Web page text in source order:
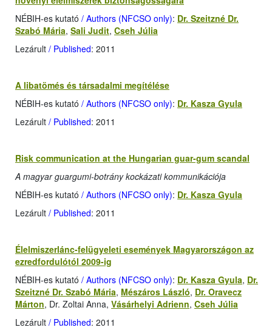
NÉBIH-es kutató / Authors (NFCSO only): Dr. Szeitzné Dr.
Szabó Mária, Sali Judit, Cseh Júlia
Lezárult / Published: 2011
A libatömés és társadalmi megítélése
NÉBIH-es kutató / Authors (NFCSO only): Dr. Kasza Gyula
Lezárult / Published: 2011
Risk communication at the Hungarian guar-gum scandal
A magyar guargumi-botrány kockázati kommunikációja
NÉBIH-es kutató / Authors (NFCSO only): Dr. Kasza Gyula
Lezárult / Published: 2011
Élelmiszerlánc-felügyeleti események Magyarországon az
ezredfordulótól 2009-ig
NÉBIH-es kutató / Authors (NFCSO only): Dr. Kasza Gyula, Dr.
Szeitzné Dr. Szabó Mária, Mészáros László, Dr. Oravecz
Márton, Dr. Zoltai Anna, Vásárhelyi Adrienn, Cseh Júlia
Lezárult / Published: 2011